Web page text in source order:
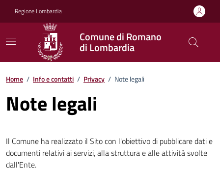
Regione Lombardia
Comune di Romano
di Lombardia
Home / Info e contatti / Privacy / Note legali
Note legali
Il Comune ha realizzato il Sito con l'obiettivo di pubblicare dati e
documenti relativi ai servizi, alla struttura e alle attività svolte
dall'Ente.